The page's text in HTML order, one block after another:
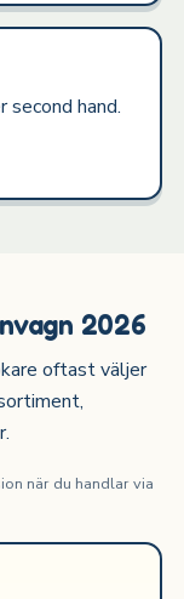
second hand.
2026
oftast väljer
när du handlar via